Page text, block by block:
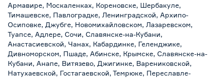
Армавире, Москаленках, Кореновске, Шербакуле,
Тимашевске, Павлоградке, Ленинградской, Архипо-
Осиповке, Джубге, Новомихайловском, Лазаревском,
Туапсе, Адлере, Сочи, Славянске-на-Кубани,
Анастасиевской, Чанах, Кабардинке, Геленджике,
Дивноморском, Пшаде, Абинске, Крымске, Славянске-на-
Кубани, Анапе, Витязево, Джигинке, Варениковской,
Натухаевской, Гостагаевской, Темрюке, Переславле-